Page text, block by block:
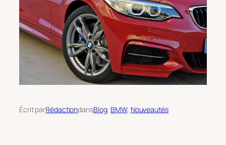
Écrit parRédactiondansBlog, BMW, Nouveautés